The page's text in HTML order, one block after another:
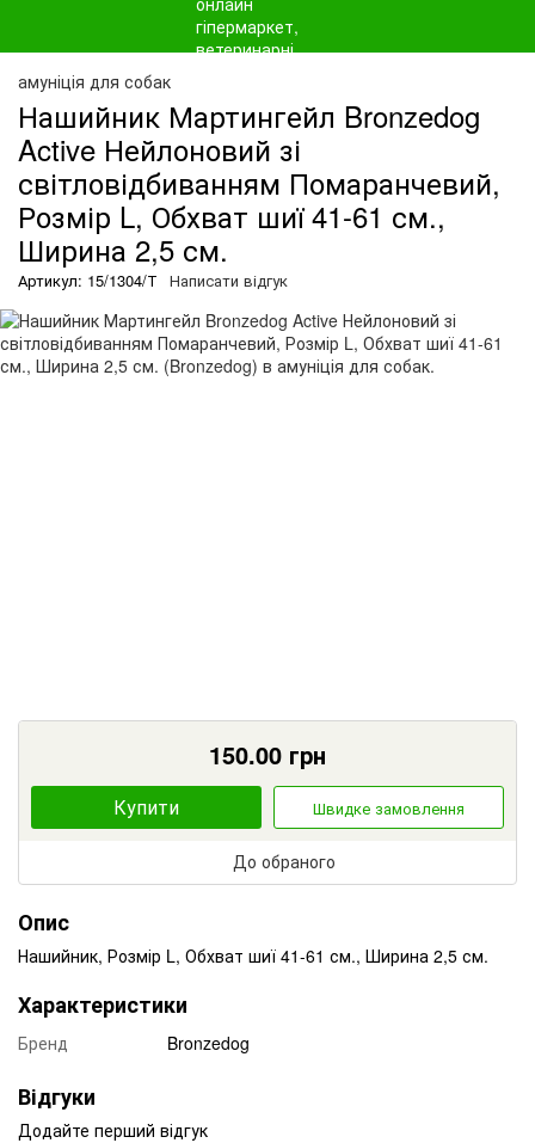
амуніція для собак
Нашийник Мартингейл Bronzedog
Active Нейлоновий зі
світловідбиванням Помаранчевий,
Розмір L, Обхват шиї 41-61 см.,
Ширина 2,5 см.
Артикул: 15/1304/Т Написати відгук
150.00 грн
Купити Швидке замовлення
До обраного
Опис
Нашийник, Розмір L, Обхват шиї 41-61 см., Ширина 2,5 см.
Характеристики
Бренд Bronzedog
Відгуки
Додайте перший відгук